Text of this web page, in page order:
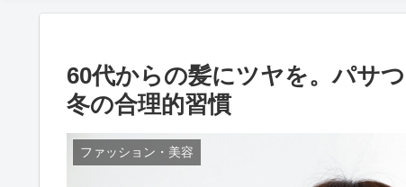
60代からの髪にツヤを。パサ
冬の合理的習慣
ファッション・美容